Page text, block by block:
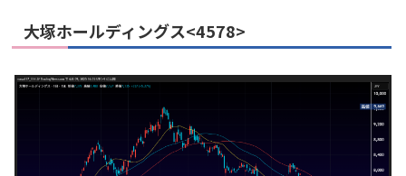
大塚ホールディングス<4578>